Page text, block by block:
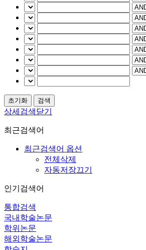
상세검색닫기
최근검색어
최근검색어 옵션
전체삭제
자동저장끄기
인기검색어
통합검색
국내학술논문
학위논문
해외학술논문